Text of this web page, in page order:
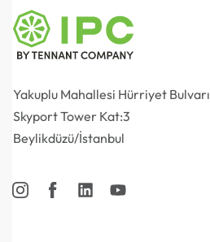
Yakuplu Mahallesi Hürriyet Bulvarı
Skyport Tower Kat:3
Beylikdüzü/İstanbul